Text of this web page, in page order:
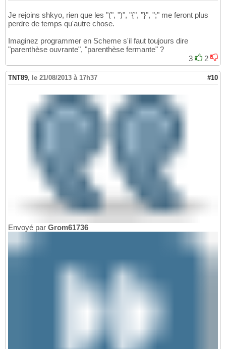
Je rejoins shkyo, rien que les "(", ")", "{", "}", ";" me feront plus
perdre de temps qu'autre chose.
Imaginez programmer en Scheme s'il faut toujours dire
"parenthèse ouvrante", "parenthèse fermante" ?
3
2
TNT89, le 21/08/2013 à 17h37 #10
Envoyé par Grom61736